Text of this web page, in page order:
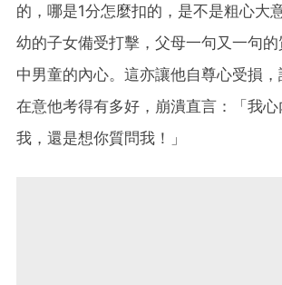
的，哪是1分怎麼扣的，是不是粗心大
幼的子女備受打擊，父母一句又一句
中男童的內心。這亦讓他自尊心受損
在意他考得有多好，崩潰直言：「我
我，還是想你質問我！」